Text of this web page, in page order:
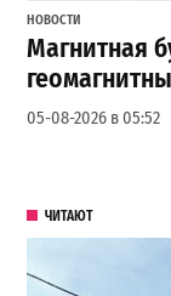
НОВОСТИ
Магнитная
05-08-2026 в 05:52
ЧИТАЮТ